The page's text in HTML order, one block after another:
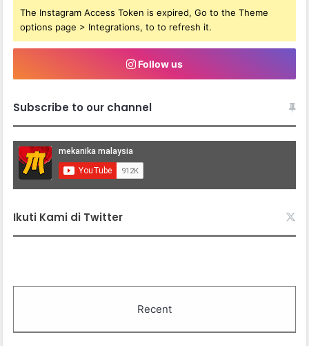
The Instagram Access Token is expired, Go to the Theme
options page > Integrations, to to refresh it.
Follow us
Subscribe to our channel
Ikuti Kami di Twitter
Recent